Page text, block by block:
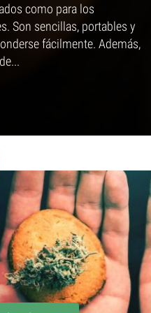
como para los
Son sencillas, portables y
fácilmente. Además,